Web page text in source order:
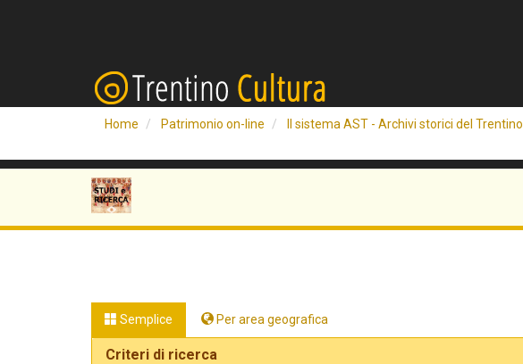
Home Patrimonio on-line Il sistema AST - Archivi storici del Trentino
Semplice Per area geografica
Criteri di ricerca